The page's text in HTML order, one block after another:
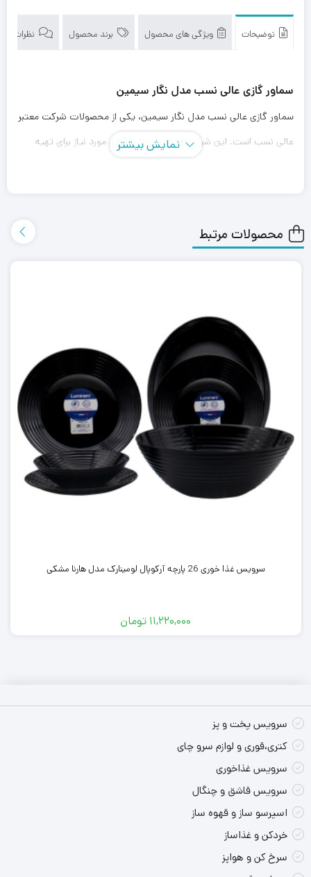
توضیحات ویژگی های محصول برند محصول نظرات (0)
سماور گازی عالی نسب مدل نگار سیمین
سماور گازی عالی نسب مدل نگار سیمین، یکی از محصولات شرکت معتبر
عالی نسب است. این شرکت در زمینه تولید لوازم مورد نیاز برای تهیه
جوابگوی میهمانی های باشکوه شما خواهد بود.
بودن به ترموسوئیچ اتوماتیک در هنگام بی آبی سماور، خاموش شده و
ایمنی و صرفه جویی بیشتری را نسبت به مدل های مشابه خود ارائه می
ورق آن از برنج ساخته شده است و پوشش آن از استیل نیکل کروم
است. نوع شیر آن ترموکوپل دار و جنس دسته های آن از باکالیت مقاوم
در برابر حرارت ساخته شده است.
فروشگاه مانزو این افتخار را دارد که این محصول با کیفیت را خدمت
نقاط قوت محصول:
ترموسوییچ اتوماتیک
استفاده از بهترین متریال
نمایش بیشتر
محصولات مرتبط
سرویس غذا خوری 26 پارچه آرکوپال لومینارک مدل هارنا مشکی
۱۱,۲۲۰,۰۰۰ تومان
سرویس پخت و پز
کتری،قوری و لوازم سرو چای
سرویس غذاخوری
سرویس قاشق و چنگال
اسپرسو ساز و قهوه ساز
خردکن و غذاساز
سرخ کن و هواپز